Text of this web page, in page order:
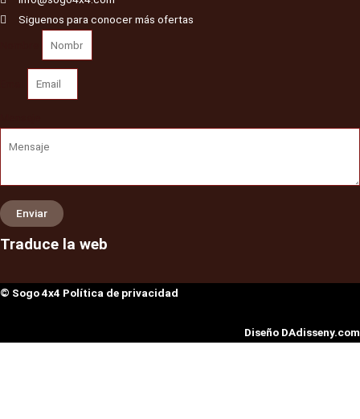
Siguenos para conocer más ofertas
Enviar
Traduce la web
© Sogo 4x4 Política de privacidad
Diseño DAdisseny.com